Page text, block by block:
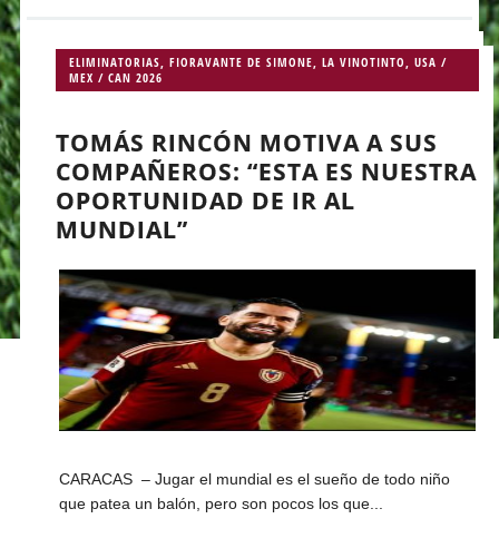
ELIMINATORIAS FIORAVANTE DE SIMONE LA VINOTINTO
USA /
MEX / CAN 2026
TOMÁS RINCÓN MOTIVA A SUS
COMPAÑEROS: “ESTA ES NUESTRA
OPORTUNIDAD DE IR AL
MUNDIAL”
CARACAS – Jugar el mundial es el sueño de todo niño
que patea un balón, pero son pocos los que...